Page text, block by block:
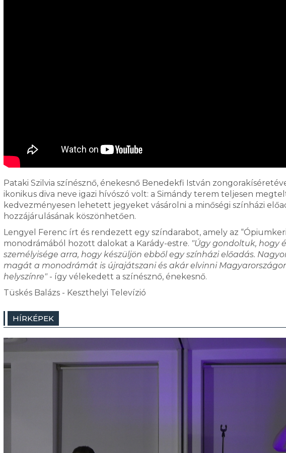
Pataki Szilvia színésznő, énekesnő Benedekfi István
ikonikus diva neve igazi hívószó volt: a Simándy terem teljesen
kedvezményesen lehetett jegyeket vásárolni a minőségi színházi
hozzájárulásának köszönhetően.
Lengyel Ferenc írt és rendezett egy színdarabot, amely az
monodrámából hozott dalokat a Karády-estre. "Úgy gondoltuk, hogy
személyisége arra, hogy készüljön ebből egy színházi előadás.
magát a monodrámát is újrajátszani és akár elvinni
helyszínre"- így vélekedett a színésznő, énekesnő.
Tüskés Balázs - Keszthelyi Televízió
HÍRKÉPEK